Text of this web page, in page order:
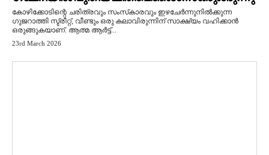
കോഴിക്കോടിന്റെ ചരിത്രവും സംസ്‌കാരവും ഇഴചേർന്നുനിൽക്കുന്ന
ഗുജറാത്തി സ്ട്രീറ്റ്, വീണ്ടും ഒരു കലാവിരുന്നിന് സാക്ഷ്യം വഹിക്കാൻ
ഒരുങ്ങുകയാണ്. ആത്മ ആർട്ട്...
23rd March 2026